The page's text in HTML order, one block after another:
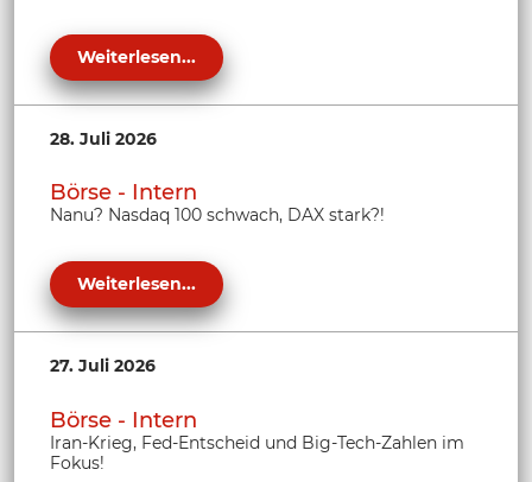
Weiterlesen...
28. Juli 2026
Börse - Intern
Nanu? Nasdaq 100 schwach, DAX stark?!
Weiterlesen...
27. Juli 2026
Börse - Intern
Iran-Krieg, Fed-Entscheid und Big-Tech-Zahlen im
Fokus!